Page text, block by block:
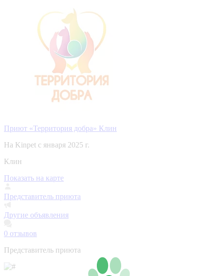
Приют «Территория добра» Клин
На Kinpet c января 2025 г.
Клин
Показать на карте
Представитель приюта
Другие объявления
0 отзывов
Представитель приюта